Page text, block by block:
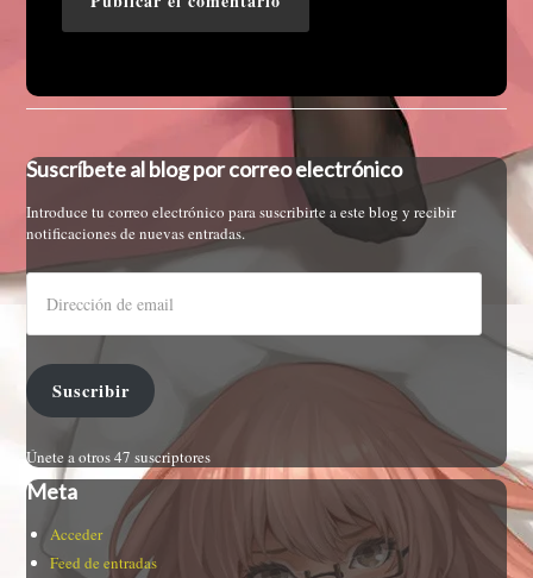
Suscríbete al blog por correo electrónico
Introduce tu correo electrónico para suscribirte a este blog y recibir
notificaciones de nuevas entradas.
Suscribir
Únete a otros 47 suscriptores
Meta
Acceder
Feed de entradas